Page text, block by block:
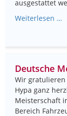
ausgestattet
Weiterlesen …
Deutsche
Wir gratulieren
Hypa ganz
Meisterschaft
Bereich